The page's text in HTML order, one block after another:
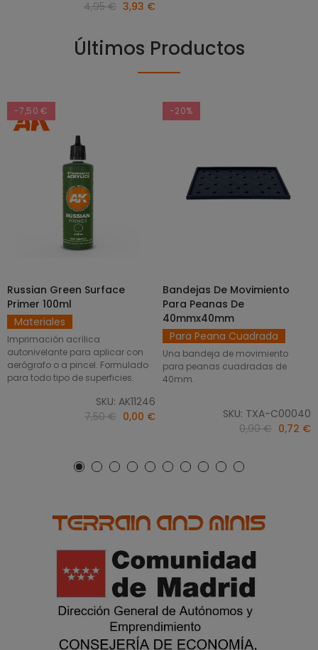
4,95 € 3,93 €
Últimos Productos
-7,50 €
AÑADIR AL CARRITO
Russian Green Surface
Primer 100ml
Materiales
Imprimación acrílica
autonivelante para aplicar con
aerógrafo o a pincel. Formulado
para todo tipo de superficies.
SKU: AK11246
7,50 € 0,00 €
-20%
SELECCIONAR OPCIONES
Bandejas De Movimiento
Para Peanas De
40mmx40mm
Para Peana Cuadrada
Una bandeja de movimiento
para peanas cuadradas de
40mm.
SKU: TXA-C00040
0,90 € 0,72 €